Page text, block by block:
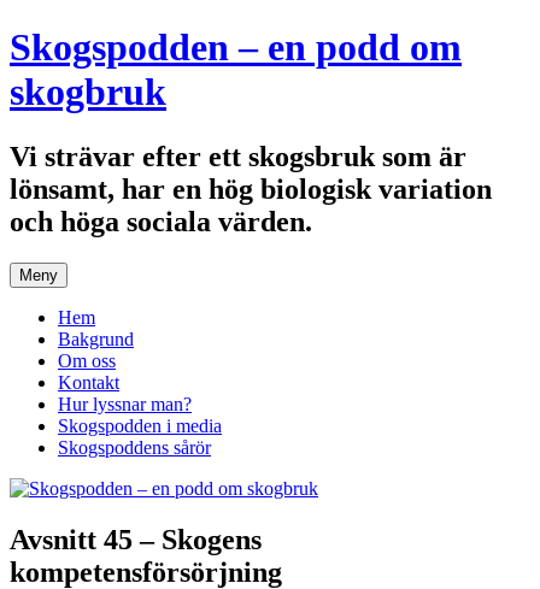
Hoppa
till
innehåll
Skogspodden – en podd om
skogbruk
Vi strävar efter ett skogsbruk som är
lönsamt, har en hög biologisk variation
och höga sociala värden.
Meny
Hem
Bakgrund
Om oss
Kontakt
Hur lyssnar man?
Skogspodden i media
Skogspoddens sårör
Avsnitt 45 – Skogens
kompetensförsörjning